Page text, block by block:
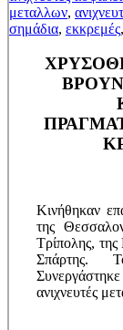
μεταλλων,
σημάδια, εκκρεμές,
Κινήθηκαν
της
Τρίπολης,
Σπάρτης.
ανιχνευτές